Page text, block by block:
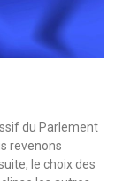
du Parlement
revenons
le choix des